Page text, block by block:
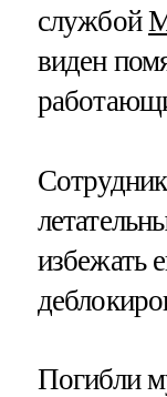
службой
виден
избежать
Погибли